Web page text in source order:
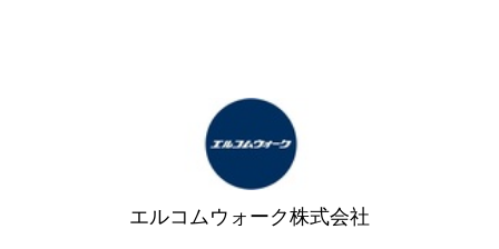
エルコムウォーク株式会社